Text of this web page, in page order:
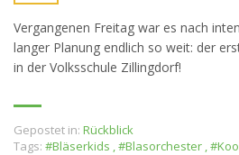
Vergangenen Freitag war es nach
langer Planung endlich so weit: der
in der Volksschule Zillingdorf!
Gepostet in: Rückblick
Tags: #Bläserkids ,#Blasorchester ,